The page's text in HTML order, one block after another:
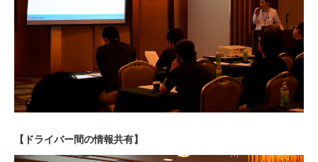
【ドライバー間の情報共有】